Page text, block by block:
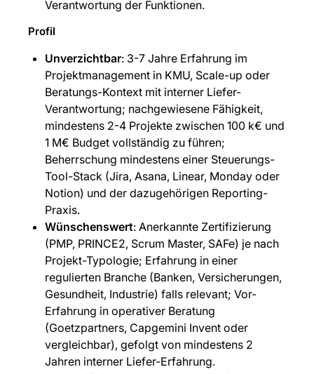
Verantwortung der Funktionen.
Profil
Unverzichtbar: 3-7 Jahre Erfahrung im
Projektmanagement in KMU, Scale-up oder
Beratungs-Kontext mit interner Liefer-
Verantwortung; nachgewiesene Fähigkeit,
mindestens 2-4 Projekte zwischen 100 k€ und
1 M€ Budget vollständig zu führen;
Beherrschung mindestens einer Steuerungs-
Tool-Stack (Jira, Asana, Linear, Monday oder
Notion) und der dazugehörigen Reporting-
Praxis.
Wünschenswert: Anerkannte Zertifizierung
(PMP, PRINCE2, Scrum Master, SAFe) je nach
Projekt-Typologie; Erfahrung in einer
regulierten Branche (Banken, Versicherungen,
Gesundheit, Industrie) falls relevant; Vor-
Erfahrung in operativer Beratung
(Goetzpartners, Capgemini Invent oder
vergleichbar), gefolgt von mindestens 2
Jahren interner Liefer-Erfahrung.